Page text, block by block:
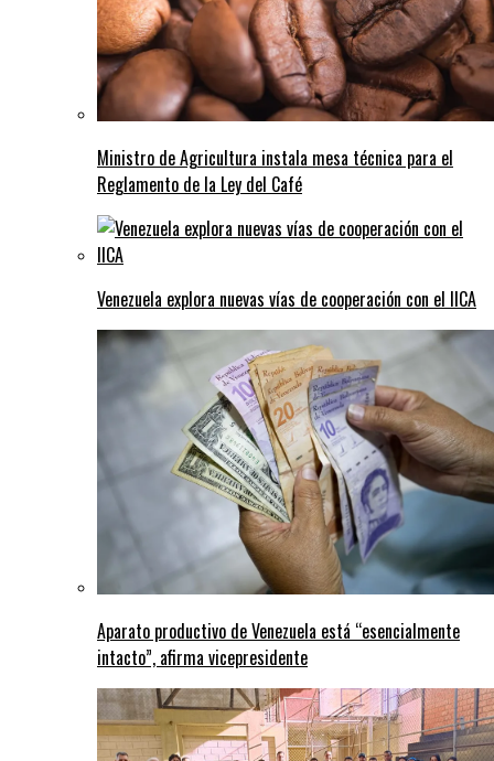
Ministro de Agricultura instala mesa técnica para el
Reglamento de la Ley del Café
Venezuela explora nuevas vías de cooperación con el IICA
Aparato productivo de Venezuela está “esencialmente
intacto”, afirma vicepresidente